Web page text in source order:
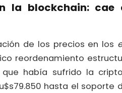
la blockchain:
de los precios en los
reordenamiento
había sufrido la
$s79.850 hasta el soporte